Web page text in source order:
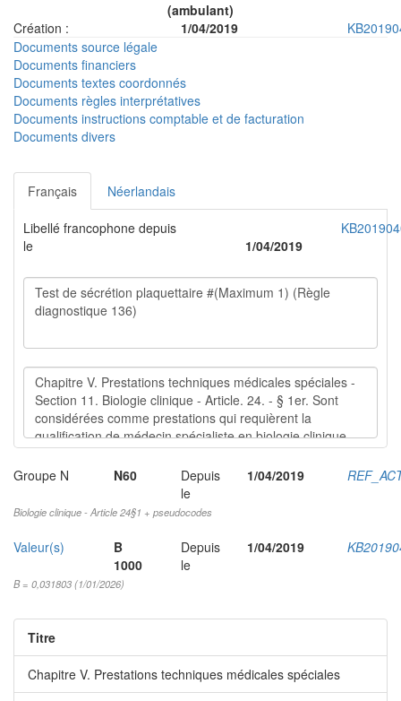
(ambulant)
Création :
1/04/2019
Documents source légale
Documents financiers
Documents textes coordonnés
Documents règles interprétatives
Documents instructions comptable et de facturation
Documents divers
Français Néerlandais
Libellé francophone depuis
le
1/04/2019
Groupe N N60
Depuis
le
1/04/2019
Biologie clinique - Article 24§1 + pseudocodes
Valeur(s)
B
1000
Depuis
le
1/04/2019
B = 0,031803 (1/01/2026)
Titre
Chapitre V. Prestations techniques médicales spéciales